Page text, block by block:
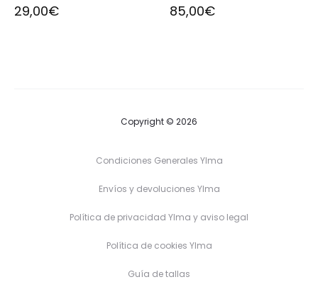
29,00€ 85,00€
Copyright © 2026
Condiciones Generales Ylma
Envíos y devoluciones Ylma
Política de privacidad Ylma y aviso legal
Política de cookies Ylma
Guía de tallas